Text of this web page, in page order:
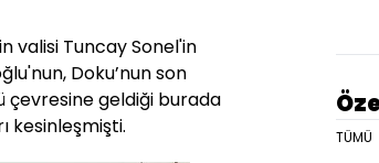
valisi Tuncay Sonel'in
Doku’nun son
çevresine geldiği burada
kesinleşmişti.
TÜMÜ